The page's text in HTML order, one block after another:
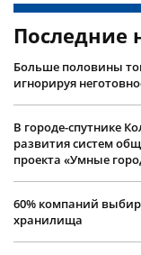
Последние
Больше половины
игнорируя
В городе-спутнике
развития систем
проекта «Умные
60% компаний
хранилища